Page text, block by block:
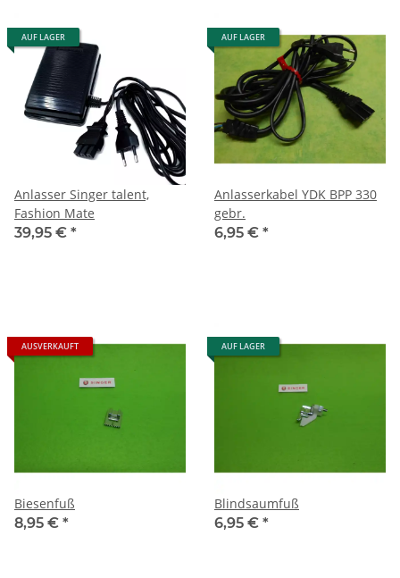
AUF LAGER
Anlasser Singer talent,
Fashion Mate
39,95 € *
AUF LAGER
Anlasserkabel YDK BPP 330
gebr.
6,95 € *
AUSVERKAUFT
Biesenfuß
8,95 € *
AUF LAGER
Blindsaumfuß
6,95 € *